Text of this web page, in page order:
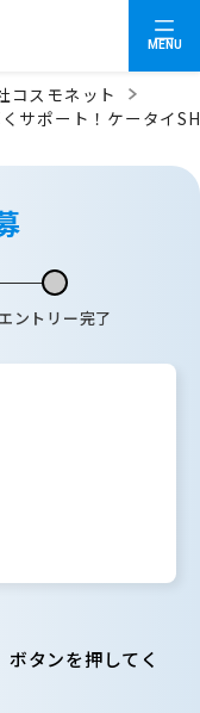
MENU
コスモネット
サポート！ケータイ
エントリー完了
タンを押してく